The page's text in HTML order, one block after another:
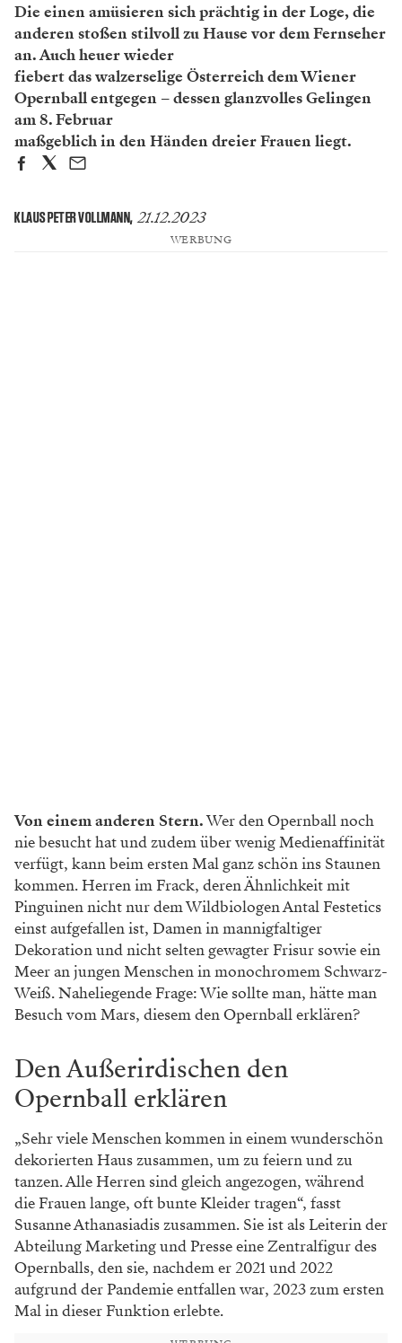
Die einen amüsieren sich prächtig in der Loge, die
anderen stoßen stilvoll zu Hause vor dem Fernseher
an. Auch heuer wieder
fiebert das walzerselige Österreich dem Wiener
Opernball entgegen – dessen glanzvolles Gelingen
am 8. Februar
maßgeblich in den Händen dreier Frauen liegt.
KLAUS PETER VOLLMANN, 21.12.2023
WERBUNG
Von einem anderen Stern.Wer den Opernball noch
nie besucht hat und zudem über wenig Medienaffinität
verfügt, kann beim ersten Mal ganz schön ins Staunen
kommen. Herren im Frack, deren Ähnlichkeit mit
Pinguinen nicht nur dem Wildbiologen Antal Festetics
einst aufgefallen ist, Damen in mannigfaltiger
Dekoration und nicht selten gewagter Frisur sowie ein
Meer an jungen Menschen in monochromem Schwarz-
Weiß. Naheliegende Frage: Wie sollte man, hätte man
Besuch vom Mars, diesem den Opernball erklären?
Den Außerirdischen den
Opernball erklären
„Sehr viele Menschen kommen in einem wunderschön
dekorierten Haus zusammen, um zu feiern und zu
tanzen. Alle Herren sind gleich angezogen, während
die Frauen lange, oft bunte Kleider tragen“, fasst
Susanne Athanasiadis zusammen. Sie ist als Leiterin der
Abteilung Marketing und Presse eine Zentralfigur des
Opernballs, den sie, nachdem er 2021 und 2022
aufgrund der Pandemie entfallen war, 2023 zum ersten
Mal in dieser Funktion erlebte.